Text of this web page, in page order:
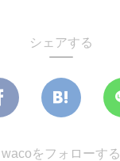
シェアする
wacoをフォローする